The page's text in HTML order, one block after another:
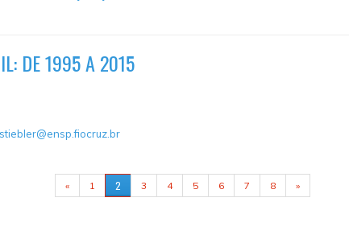
DE 1995 A 2015
stiebler@ensp.fiocruz.br
« 1 2 3 4 5 6 7 8 »